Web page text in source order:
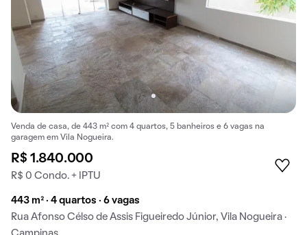
Venda de casa, de 443 m² com 4 quartos, 5 banheiros e 6 vagas na
garagem em Vila Nogueira.
R$ 1.840.000
R$ 0 Condo. + IPTU
443 m² · 4 quartos · 6 vagas
Rua Afonso Célso de Assis Figueiredo Júnior, Vila Nogueira ·